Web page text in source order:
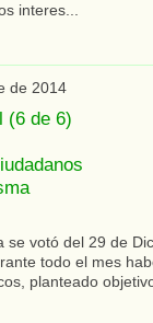
interes...
de 2014
(6 de 6)
se votó del 29 de
todo el mes
planteado